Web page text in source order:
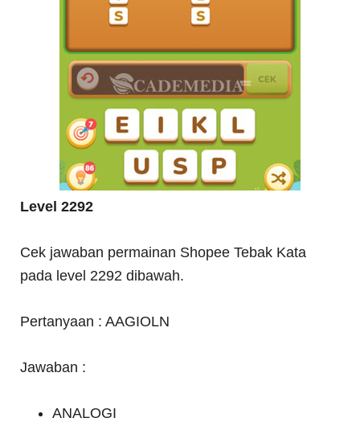
Level 2292
Cek jawaban permainan Shopee Tebak Kata
pada level 2292 dibawah.
Pertanyaan : AAGIOLN
Jawaban :
ANALOGI